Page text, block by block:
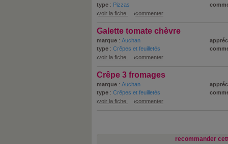
type : Pizzas
voir la fiche
commenter
Galette tomate chèvre
marque : Auchan
type : Crêpes et feuilletés
voir la fiche
commenter
Crêpe 3 fromages
marque : Auchan
type : Crêpes et feuilletés
voir la fiche
commenter
recommander